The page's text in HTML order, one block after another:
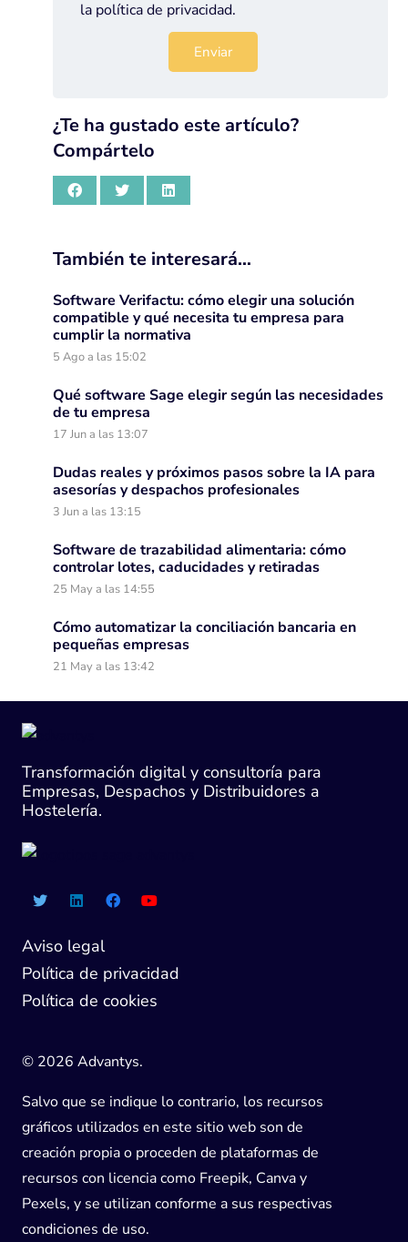
la política de privacidad.
¿Te ha gustado este artículo?
Compártelo
También te interesará…
Software Verifactu: cómo elegir una solución
compatible y qué necesita tu empresa para
cumplir la normativa
5 Ago a las 15:02
Qué software Sage elegir según las necesidades
de tu empresa
17 Jun a las 13:07
Dudas reales y próximos pasos sobre la IA para
asesorías y despachos profesionales
3 Jun a las 13:15
Software de trazabilidad alimentaria: cómo
controlar lotes, caducidades y retiradas
25 May a las 14:55
Cómo automatizar la conciliación bancaria en
pequeñas empresas
21 May a las 13:42
Transformación digital y consultoría para
Empresas, Despachos y Distribuidores a
Hostelería.
Aviso legal
Política de privacidad
Política de cookies
© 2026 Advantys.
Salvo que se indique lo contrario, los recursos
gráficos utilizados en este sitio web son de
creación propia o proceden de plataformas de
recursos con licencia como Freepik, Canva y
Pexels, y se utilizan conforme a sus respectivas
condiciones de uso.